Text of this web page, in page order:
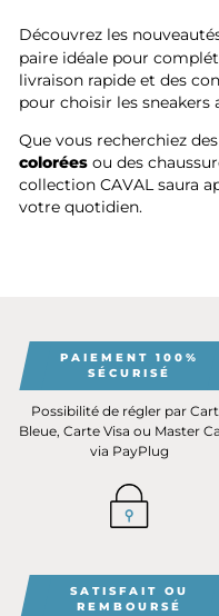
Découvrez les
paire idéale pour
livraison rapide et des
pour choisir les sneakers
Que vous recherchiez
colorées ou des
collection CAVAL saura
votre quotidien.
PAIEMENT 100%
SÉCURISÉ
Possibilité de régler par
Bleue, Carte Visa ou Master
via PayPlug
SATISFAIT OU
REMBOURSÉ